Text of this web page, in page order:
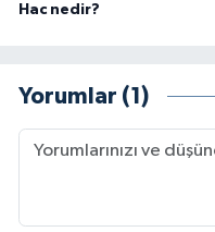
Hac nedir?
Yorumlar (1)
İzmir Müftülüğü
Kahramanmaraş